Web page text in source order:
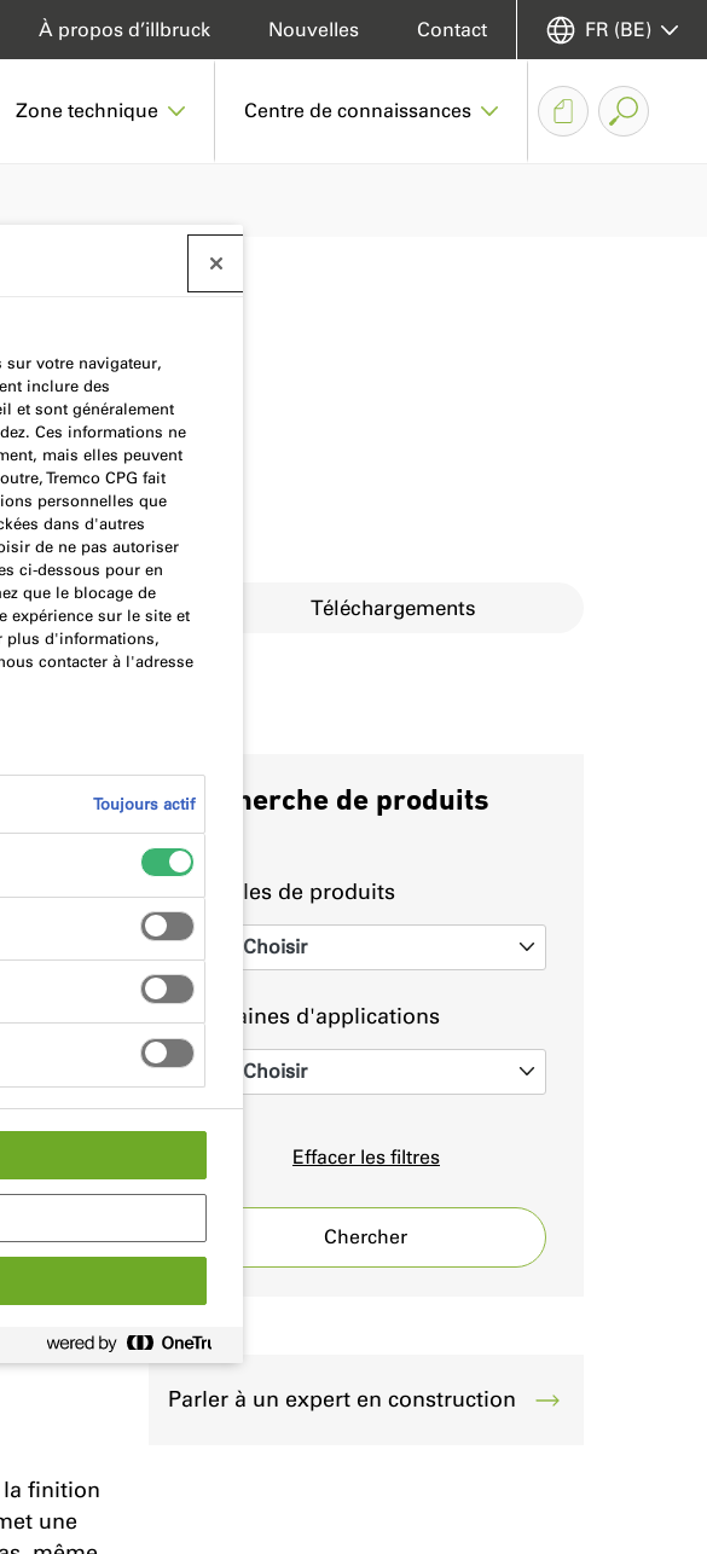
Zone technique Centre de connaissances
À propos d’illbruck Nouvelles Contact FR (BE)
Certifications Téléchargements
Recherche de produits
Familles de produits
Choisir
Domaines d'applications
Choisir
Effacer les filtres
Chercher
Parler à un expert en construction
et
la finition
une
sur votre navigateur,
inclure des
et sont généralement
Ces informations ne
mais elles peuvent
Tremco CPG fait
personnelles que
dans d'autres
de ne pas autoriser
ci-dessous pour en
que le blocage de
expérience sur le site et
plus d'informations,
contacter à l'adresse
Toujours actif